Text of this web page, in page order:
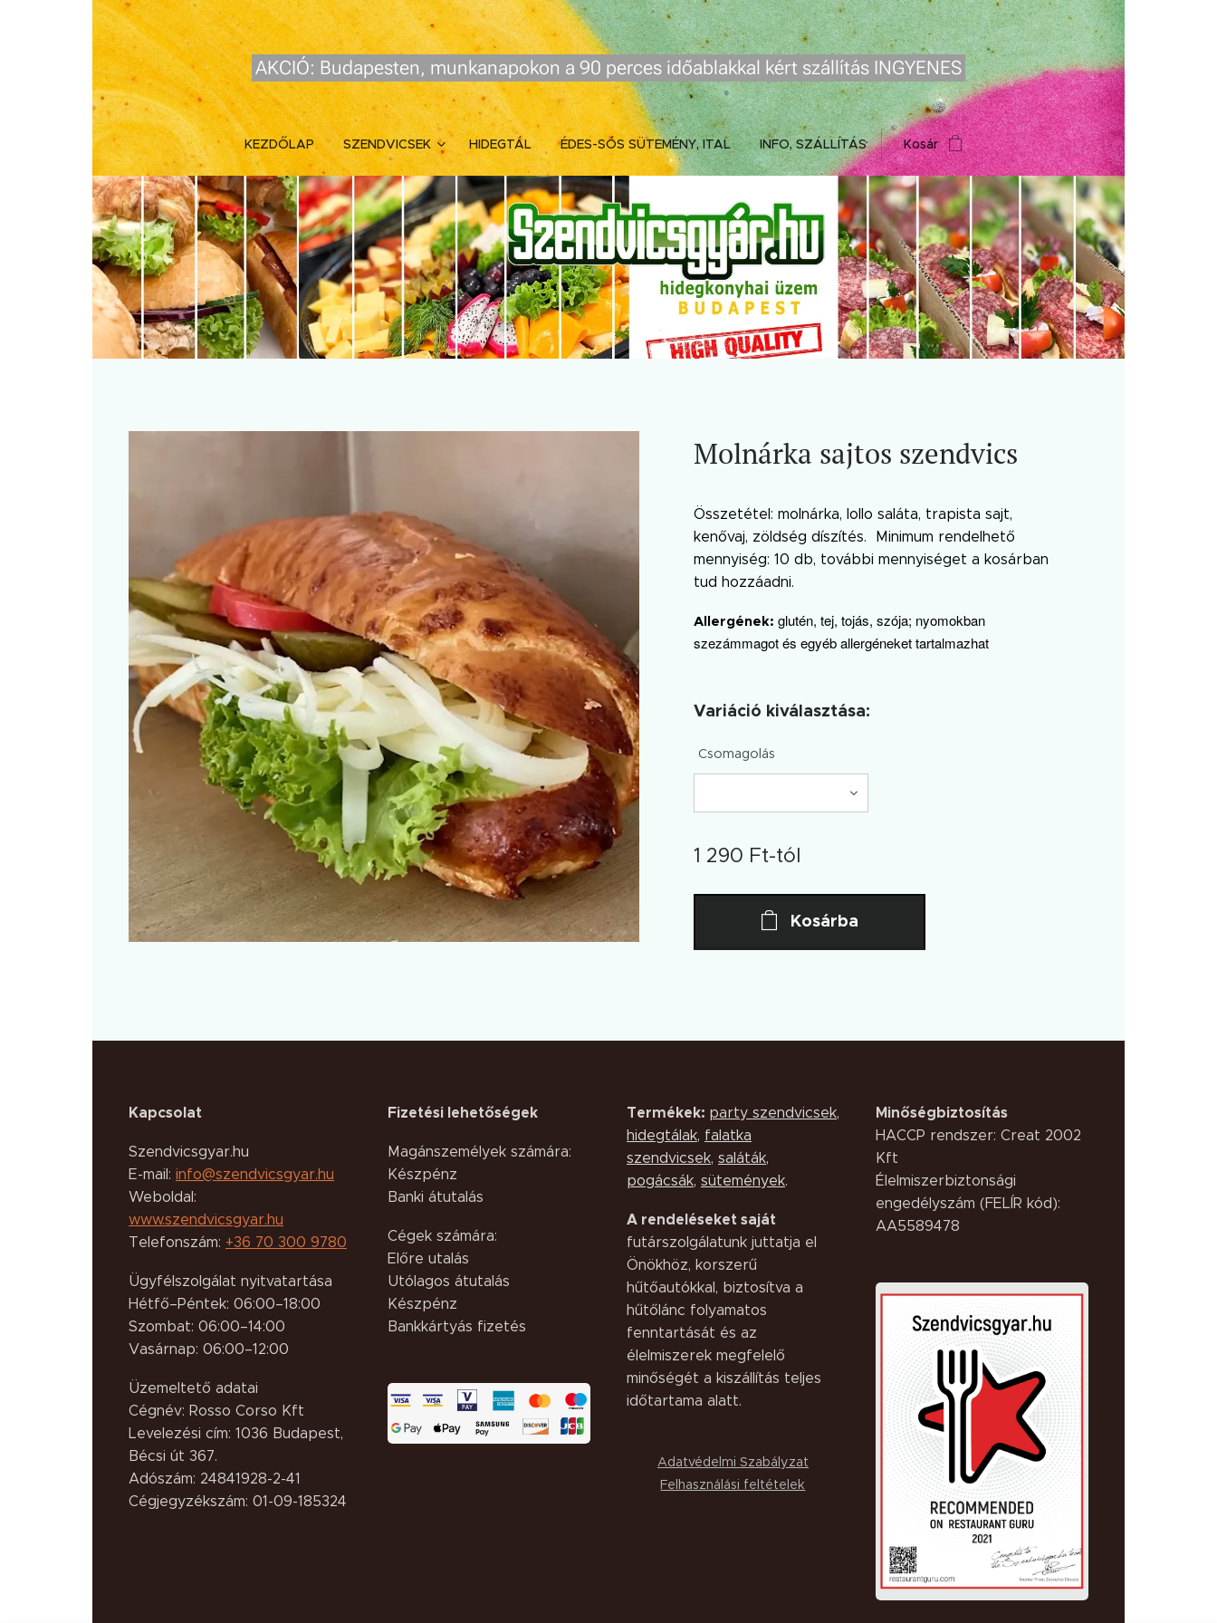
AKCIÓ: Budapesten, munkanapokon a 90 perces időablakkal kért szállítás INGYENES
KEZDŐLAP SZENDVICSEK HIDEGTÁL ÉDES-SÓS SÜTEMÉNY, ITAL INFO, SZÁLLÍTÁS Kosár
Molnárka sajtos szendvics
Összetétel: molnárka, lollo saláta, trapista sajt,
kenővaj, zöldség díszítés. Minimum rendelhető
mennyiség: 10 db, további mennyiséget a kosárban
tud hozzáadni.
Allergének:glutén, tej, tojás, szója; nyomokban
szezámmagot és egyéb allergéneket tartalmazhat
Variáció kiválasztása:
Csomagolás
1 290 Ft-tól
Kosárba
Kapcsolat
Szendvicsgyar.hu
E-mail: info@szendvicsgyar.hu
Weboldal:
www.szendvicsgyar.hu
Telefonszám: +36 70 300 9780
Ügyfélszolgálat nyitvatartása
Hétfő–Péntek: 06:00–18:00
Szombat: 06:00–14:00
Vasárnap: 06:00–12:00
Üzemeltető adatai
Cégnév: Rosso Corso Kft
Levelezési cím: 1036 Budapest,
Bécsi út 367.
Adószám: 24841928-2-41
Cégjegyzékszám: 01-09-185324
Fizetési lehetőségek
Magánszemélyek számára:
Készpénz
Banki átutalás
Cégek számára:
Előre utalás
Utólagos átutalás
Készpénz
Bankkártyás fizetés
Termékek: party szendvicsek,
hidegtálak, falatka
szendvicsek, saláták,
pogácsák, sütemények.
A rendeléseket saját
futárszolgálatunk juttatja el
Önökhöz, korszerű
hűtőautókkal, biztosítva a
hűtőlánc folyamatos
fenntartását és az
élelmiszerek megfelelő
minőségét a kiszállítás teljes
időtartama alatt.
Adatvédelmi Szabályzat
Felhasználási feltételek
Minőségbiztosítás
HACCP rendszer: Creat 2002
Kft
Élelmiszerbiztonsági
engedélyszám (FELÍR kód):
AA5589478